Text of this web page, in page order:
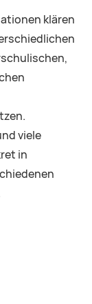
klären
viele
in